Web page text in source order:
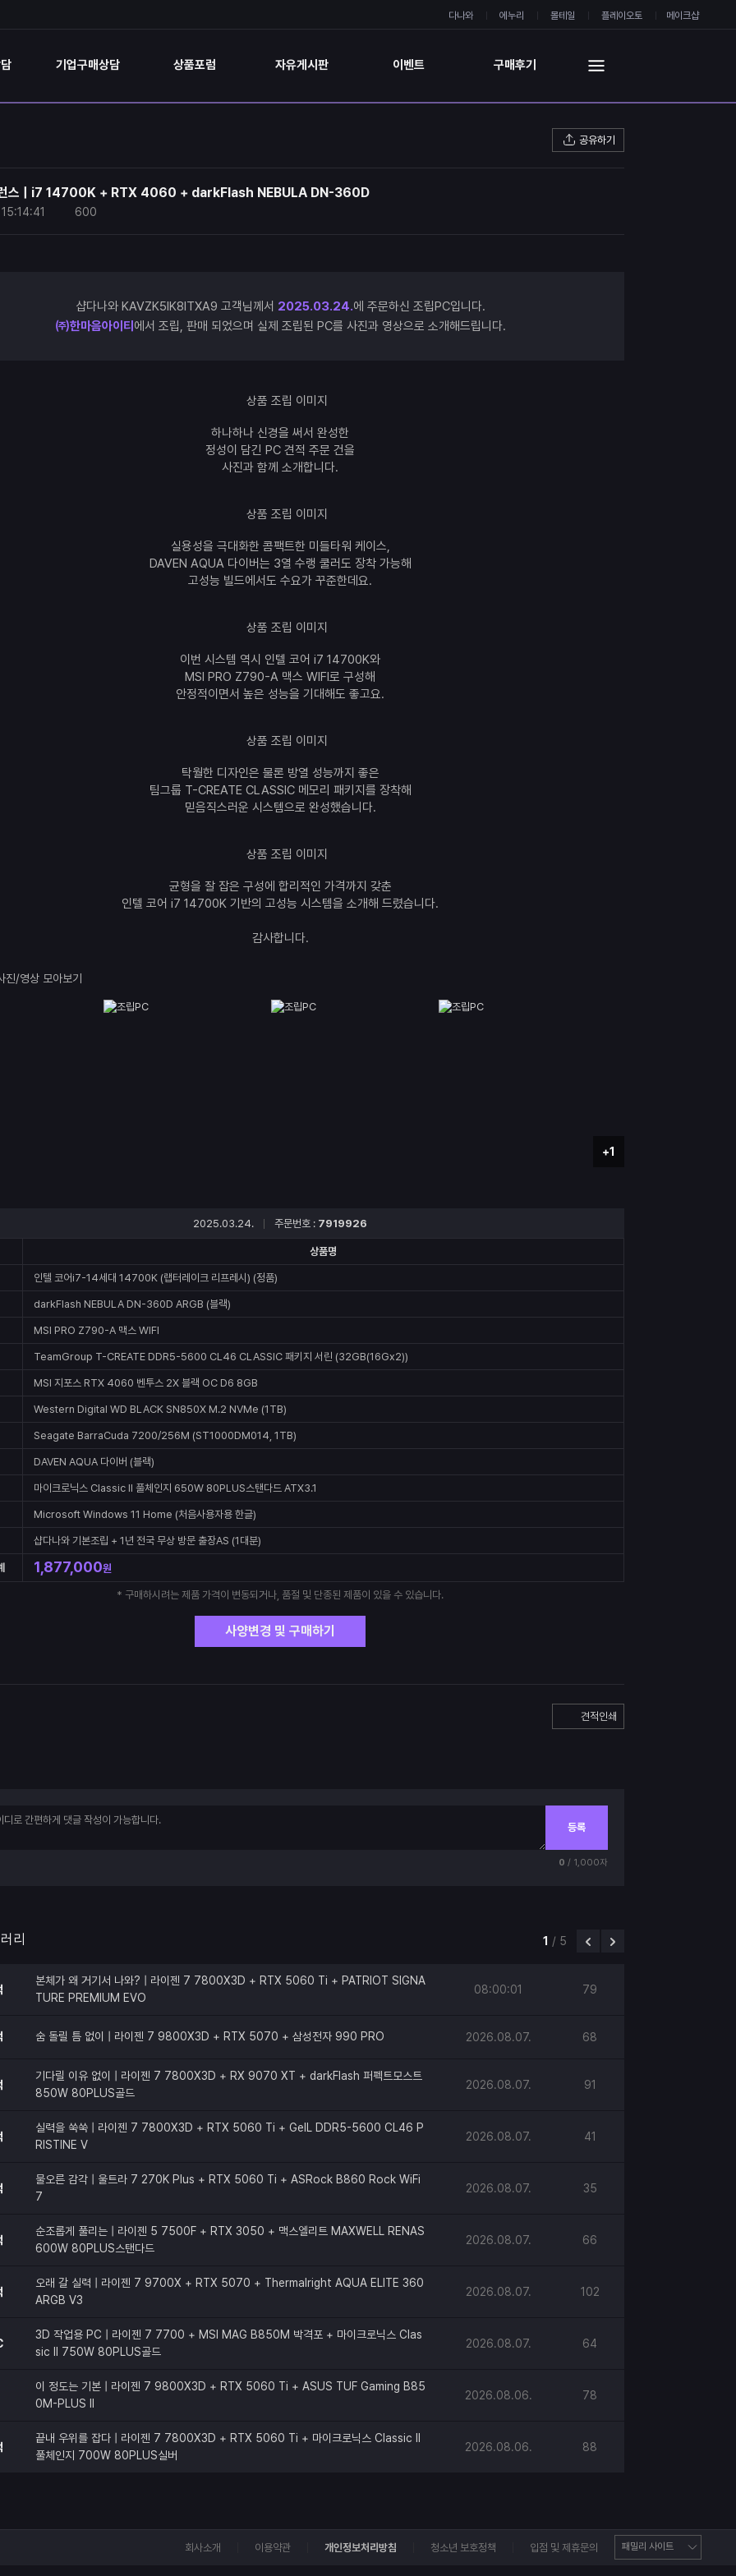
다나와 에누리 몰테일 플레이오토 메이크샵
기업구매상담 상품포럼 자유게시판 이벤트 구매후기
공유하기
런스 | i7 14700K + RTX 4060 + darkFlash NEBULA DN-360D
15:14:41 600
샵다나와 KAVZK5IK8ITXA9 고객님께서 2025.03.24.에 주문하신 조립PC입니다.
㈜한마음아이티 에서 조립, 판매 되었으며 실제 조립된 PC를 사진과 영상으로 소개해드립니다.
하나하나 신경을 써서 완성한
정성이 담긴 PC 견적 주문 건을
사진과 함께 소개합니다.
실용성을 극대화한 콤팩트한 미들타워 케이스,
DAVEN AQUA 다이버는 3열 수랭 쿨러도 장착 가능해
고성능 빌드에서도 수요가 꾸준한데요.
이번 시스템 역시 인텔 코어 i7 14700K와
MSI PRO Z790-A 맥스 WIFI로 구성해
안정적이면서 높은 성능을 기대해도 좋고요.
탁월한 디자인은 물론 방열 성능까지 좋은
팀그룹 T-CREATE CLASSIC 메모리 패키지를 장착해
믿음직스러운 시스템으로 완성했습니다.
균형을 잘 잡은 구성에 합리적인 가격까지 갖춘
인텔 코어 i7 14700K 기반의 고성능 시스템을 소개해 드렸습니다.
감사합니다.
진/영상 모아보기
+1
2025.03.24. 주문번호 : 7919926
상품명
인텔 코어i7-14세대 14700K (랩터레이크 리프레시) (정품)
darkFlash NEBULA DN-360D ARGB (블랙)
MSI PRO Z790-A 맥스 WIFI
TeamGroup T-CREATE DDR5-5600 CL46 CLASSIC 패키지 서린 (32GB(16Gx2))
MSI 지포스 RTX 4060 벤투스 2X 블랙 OC D6 8GB
Western Digital WD BLACK SN850X M.2 NVMe (1TB)
Seagate BarraCuda 7200/256M (ST1000DM014, 1TB)
DAVEN AQUA 다이버 (블랙)
마이크로닉스 Classic II 풀체인지 650W 80PLUS스탠다드 ATX3.1
Microsoft Windows 11 Home (처음사용자용 한글)
샵다나와 기본조립 + 1년 전국 무상 방문 출장AS (1대분)
1,877,000원
* 구매하시려는 제품 가격이 변동되거나, 품절 및 단종된 제품이 있을 수 있습니다.
사양변경 및 구매하기
견적인쇄
등록
0 / 1,000자
리 1 / 5
본체가 왜 거기서 나와? | 라이젠 7 7800X3D + RTX 5060 Ti + PATRIOT SIGNA
TURE PREMIUM EVO
08:00:01 79
숨 돌릴 틈 없이 | 라이젠 7 9800X3D + RTX 5070 + 삼성전자 990 PRO 2026.08.07. 68
기다릴 이유 없이 | 라이젠 7 7800X3D + RX 9070 XT + darkFlash 퍼펙트모스트
850W 80PLUS골드
2026.08.07. 91
실력을 쑥쑥 | 라이젠 7 7800X3D + RTX 5060 Ti + GeIL DDR5-5600 CL46 P
RISTINE V
2026.08.07. 41
물오른 감각 | 울트라 7 270K Plus + RTX 5060 Ti + ASRock B860 Rock WiFi
7
2026.08.07. 35
순조롭게 풀리는 | 라이젠 5 7500F + RTX 3050 + 맥스엘리트 MAXWELL RENAS
600W 80PLUS스탠다드
2026.08.07. 66
오래 갈 실력 | 라이젠 7 9700X + RTX 5070 + Thermalright AQUA ELITE 360
ARGB V3
2026.08.07. 102
3D 작업용 PC | 라이젠 7 7700 + MSI MAG B850M 박격포 + 마이크로닉스 Clas
sic II 750W 80PLUS골드
2026.08.07. 64
이 정도는 기본 | 라이젠 7 9800X3D + RTX 5060 Ti + ASUS TUF Gaming B85
0M-PLUS II
2026.08.06. 78
끝내 우위를 잡다 | 라이젠 7 7800X3D + RTX 5060 Ti + 마이크로닉스 Classic II
풀체인지 700W 80PLUS실버
2026.08.06. 88
회사소개 이용약관 개인정보처리방침 청소년 보호정책 입점 및 제휴문의